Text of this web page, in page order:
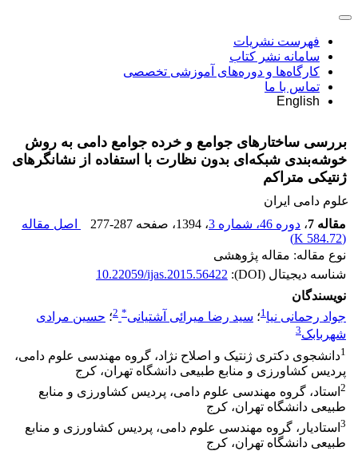
فهرست نشریات
سامانه نشر کتاب
کارگاه‌ها و دوره‌های آموزشی تخصصی
تماس با ما
English
بررسی ساختارهای جوامع و خرده جوامع دامی به روش
خوشه‌بندی شبکه‌ای بدون نظارت با استفاده از نشانگرهای
ژنتیکی متراکم
علوم دامی ایران
مقاله 7
، دوره 46، شماره 3 ، 1394 ، صفحه 277-287
اصل مقاله
(
584.72 K
)
نوع مقاله: مقاله پژوهشی
شناسه دیجیتال (DOI):
10.22059/ijas.2015.56422
نویسندگان
جواد رحمانی نیا1؛ سید رضا میرائی آشتیانی*
2؛ حسین مرادی
شهربابک3
1دانشجوی دکتری ژنتیک و اصلاح نژاد، گروه مهندسی علوم دامی،
پردیس کشاورزی و منابع طبیعی دانشگاه تهران، کرج
2 استاد، گروه مهندسی علوم دامی، پردیس کشاورزی و منابع
طبیعی دانشگاه تهران، کرج
3 استادیار، گروه مهندسی علوم دامی، پردیس کشاورزی و منابع
طبیعی دانشگاه تهران، کرج